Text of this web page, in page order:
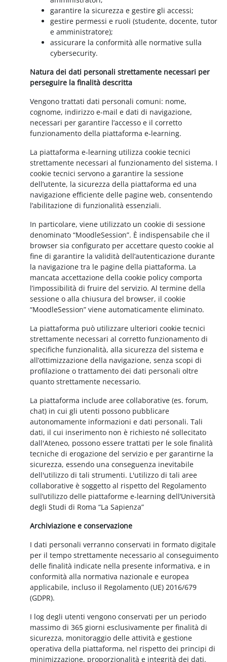
garantire la sicurezza e gestire gli accessi;
gestire permessi e ruoli (studente, docente, tutor
e amministratore);
assicurare la conformità alle normative sulla
cybersecurity.
Natura dei dati personali strettamente necessari per
perseguire la finalità descritta
Vengono trattati dati personali comuni: nome,
cognome, indirizzo e-mail e dati di navigazione,
necessari per garantire l’accesso e il corretto
funzionamento della piattaforma e-learning.
La piattaforma e-learning utilizza cookie tecnici
strettamente necessari al funzionamento del sistema. I
cookie tecnici servono a garantire la sessione
dell’utente, la sicurezza della piattaforma ed una
navigazione efficiente delle pagine web, consentendo
l’abilitazione di funzionalità essenziali.
In particolare, viene utilizzato un cookie di sessione
denominato “MoodleSession”. È indispensabile che il
browser sia configurato per accettare questo cookie al
fine di garantire la validità dell’autenticazione durante
la navigazione tra le pagine della piattaforma. La
mancata accettazione della cookie policy comporta
l’impossibilità di fruire del servizio. Al termine della
sessione o alla chiusura del browser, il cookie
“MoodleSession” viene automaticamente eliminato.
La piattaforma può utilizzare ulteriori cookie tecnici
strettamente necessari al corretto funzionamento di
specifiche funzionalità, alla sicurezza del sistema e
all’ottimizzazione della navigazione, senza scopi di
profilazione o trattamento dei dati personali oltre
quanto strettamente necessario.
La piattaforma include aree collaborative (es. forum,
chat) in cui gli utenti possono pubblicare
autonomamente informazioni e dati personali. Tali
dati, il cui inserimento non è richiesto né sollecitato
dall'Ateneo, possono essere trattati per le sole finalità
tecniche di erogazione del servizio e per garantirne la
sicurezza, essendo una conseguenza inevitabile
dell'utilizzo di tali strumenti. L'utilizzo di tali aree
collaborative è soggetto al rispetto del Regolamento
sull’utilizzo delle piattaforme e-learning dell’Università
degli Studi di Roma “La Sapienza”
Archiviazione e conservazione
I dati personali verranno conservati in formato digitale
per il tempo strettamente necessario al conseguimento
delle finalità indicate nella presente informativa, e in
conformità alla normativa nazionale e europea
applicabile, incluso il Regolamento (UE) 2016/679
(GDPR).
I log degli utenti vengono conservati per un periodo
massimo di 365 giorni esclusivamente per finalità di
sicurezza, monitoraggio delle attività e gestione
operativa della piattaforma, nel rispetto dei principi di
minimizzazione, proporzionalità e integrità dei dati.